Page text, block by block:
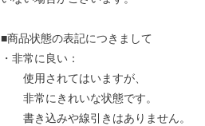
■商品状態の表記につきまして
・非常に良い：
使用されてはいますが、
非常にきれいな状態です。
書き込みや線引きはありません。